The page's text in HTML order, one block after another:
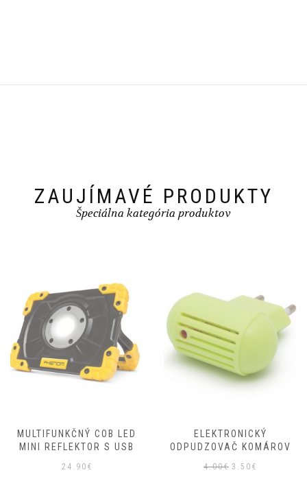
ZAUJÍMAVÉ PRODUKTY
Špeciálna kategória produktov
MULTIFUNKČNÝ COB LED
MINI REFLEKTOR S USB
24.90 €
ELEKTRONICKÝ
ODPUDZOVAČ KOMÁROV
4.00€ Pôvodná
3.50 €